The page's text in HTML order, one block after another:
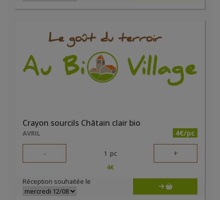
Crayon sourcils Châtain clair bio
AVRIL 4€/pc
- 1 pc +
4€
Réception souhaitée le